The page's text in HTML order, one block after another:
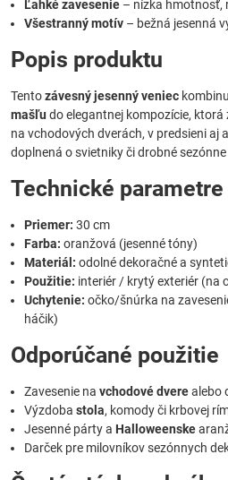
Ľahké zavesenie – nízka hmotnosť,
Všestranný motív – bežná jesenná
Popis produktu
Tentozávesný jesenný veniec
mašľu do elegantnej kompozície,
na vchodových dverách, v predsieni aj
doplnená o svietniky či drobné
Technické parametre
Priemer: 30 cm
Farba: oranžová (jesenné tóny)
Materiál: odolné dekoračné a
Použitie: interiér / krytý exteriér (na
Uchytenie: očko/šnúrka na
háčik)
Odporúčané použitie
Zavesenie na vchodové dverealebo
Výzdoba stola, komody či krbovej
Jesenné párty a Halloweenske
Darček pre milovníkov sezónnych